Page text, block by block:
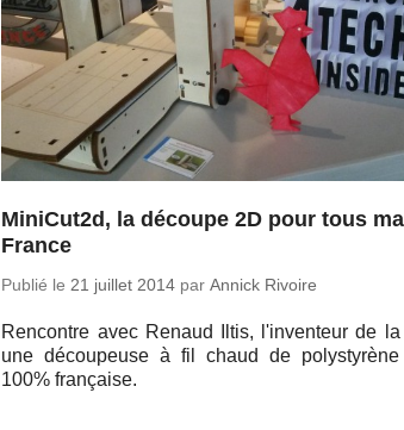
MiniCut2d, la découpe 2D pour tous
France
Publié le 21 juillet 2014 parAnnick Rivoire
Ren­contre avec Renaud Iltis, l'in­ven­teur de
une dé­cou­peuse à fil chaud de
100% française.